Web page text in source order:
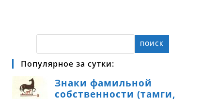
ПОИСК
Популярное за сутки: